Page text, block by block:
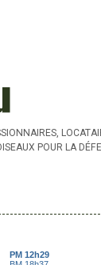
POUR LA